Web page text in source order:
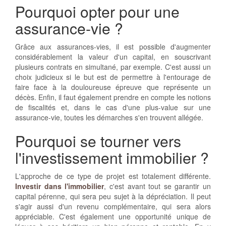
Pourquoi opter pour une
assurance-vie ?
Grâce aux assurances-vies, il est possible d'augmenter
considérablement la valeur d'un capital, en souscrivant
plusieurs contrats en simultané, par exemple. C'est aussi un
choix judicieux si le but est de permettre à l'entourage de
faire face à la douloureuse épreuve que représente un
décès. Enfin, il faut également prendre en compte les notions
de fiscalités et, dans le cas d'une plus-value sur une
assurance-vie, toutes les démarches s'en trouvent allégée.
Pourquoi se tourner vers
l'investissement immobilier ?
L'approche de ce type de projet est totalement différente.
Investir dans l'immobilier, c'est avant tout se garantir un
capital pérenne, qui sera peu sujet à la dépréciation. Il peut
s'agir aussi d'un revenu complémentaire, qui sera alors
appréciable. C'est également une opportunité unique de